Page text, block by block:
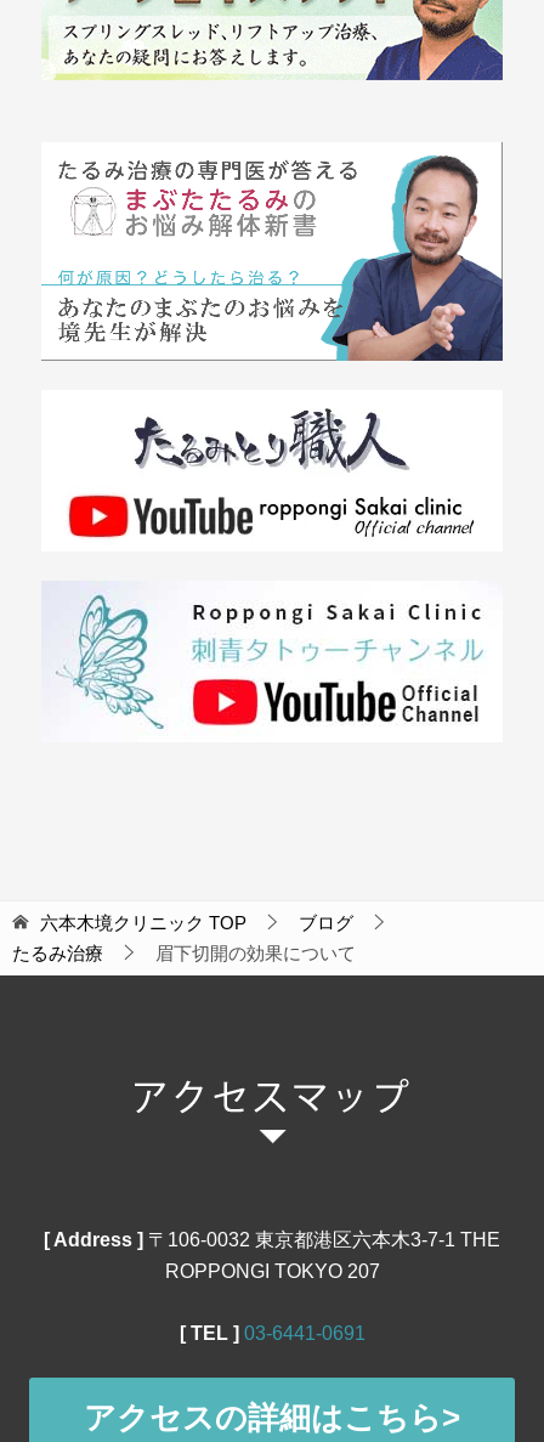
六本木境クリニック TOP
ブログ
たるみ治療
眉下切開の効果について
[ Address ] 〒106‐0032 東京都港区六本木3-7-1 THE
ROPPONGI TOKYO 207
[ TEL ] 03‐6441‐0691
アクセスの詳細はこちら>